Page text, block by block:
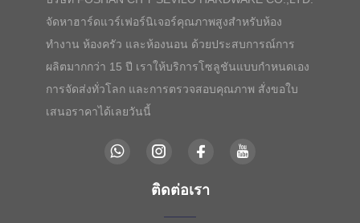
จัดหาฮาร์ดแวร์เฟอร์นิเจอร์คุณภาพสูงสำหรับห้อง
ทำงาน ห้องครัว และห้องนอน ด้วยประสบการณ์การ
ผลิตมากกว่า 15 ปี เราให้บริการโซลูชันแบบกำหนดเอง
การจัดส่งทั่วโลก และการตรวจสอบคุณภาพ สั่งขอใบ
เสนอราคาได้เลยวันนี้
ติดต่อเรา